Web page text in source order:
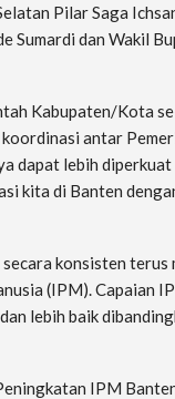
Pilar Saga
Sumardi dan Wakil
Kabupaten/Kota
antar
dapat lebih diperkuat
kita di Banten
konsisten terus
(IPM). Capaian
lebih baik
IPM